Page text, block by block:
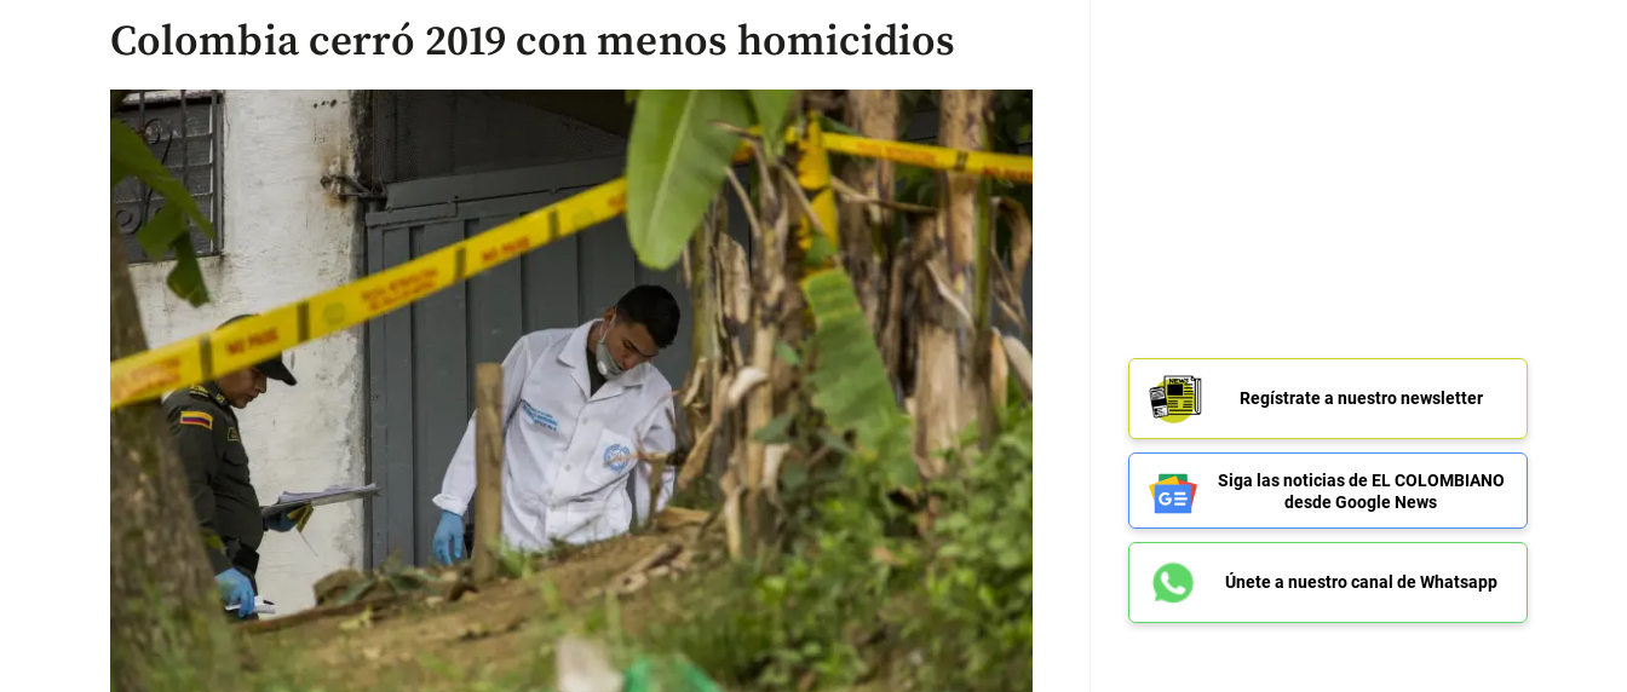
Colombia cerró 2019 con menos homicidios
Regístrate a nuestro newsletter
Siga las noticias de EL COLOMBIANO
desde Google News
Únete a nuestro canal de Whatsapp